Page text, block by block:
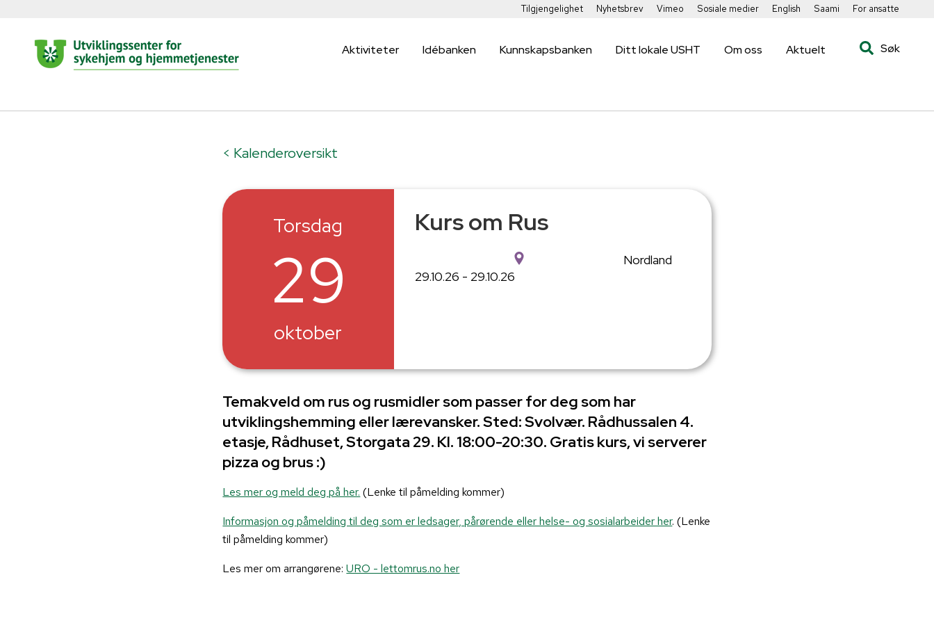
Tilgjengelighet Nyhetsbrev Vimeo Sosiale medier English Saami For ansatte
Aktiviteter Idébanken Kunnskapsbanken Ditt lokale USHT Om oss Aktuelt Søk
< Kalenderoversikt
Torsdag
29
oktober
Kurs om Rus
Nordland
29.10.26 - 29.10.26
Temakveld om rus og rusmidler som passer for deg som har
utviklingshemming eller lærevansker. Sted: Svolvær. Rådhussalen 4.
etasje, Rådhuset, Storgata 29. Kl. 18:00-20:30. Gratis kurs, vi serverer
pizza og brus :)
Les mer og meld deg på her. (Lenke til påmelding kommer)
Informasjon og påmelding til deg som er ledsager, pårørende eller helse- og sosialarbeider her. (Lenke
til påmelding kommer)
Les mer om arrangørene:URO - lettomrus.no her